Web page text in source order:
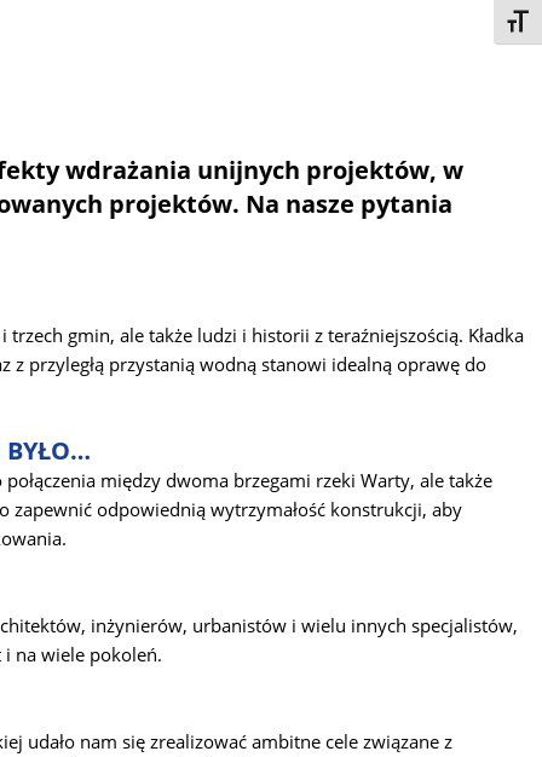
wdrażania unijnych projektów, w
projektów. Na nasze pytania
gmin, ale także ludzi i historii z teraźniejszością. Kładka
przyległą przystanią wodną stanowi idealną oprawę do
BYŁO…
między dwoma brzegami rzeki Warty, ale także
odpowiednią wytrzymałość konstrukcji, aby
inżynierów, urbanistów i wielu innych specjalistów,
i na wiele pokoleń.
udało nam się zrealizować ambitne cele związane z